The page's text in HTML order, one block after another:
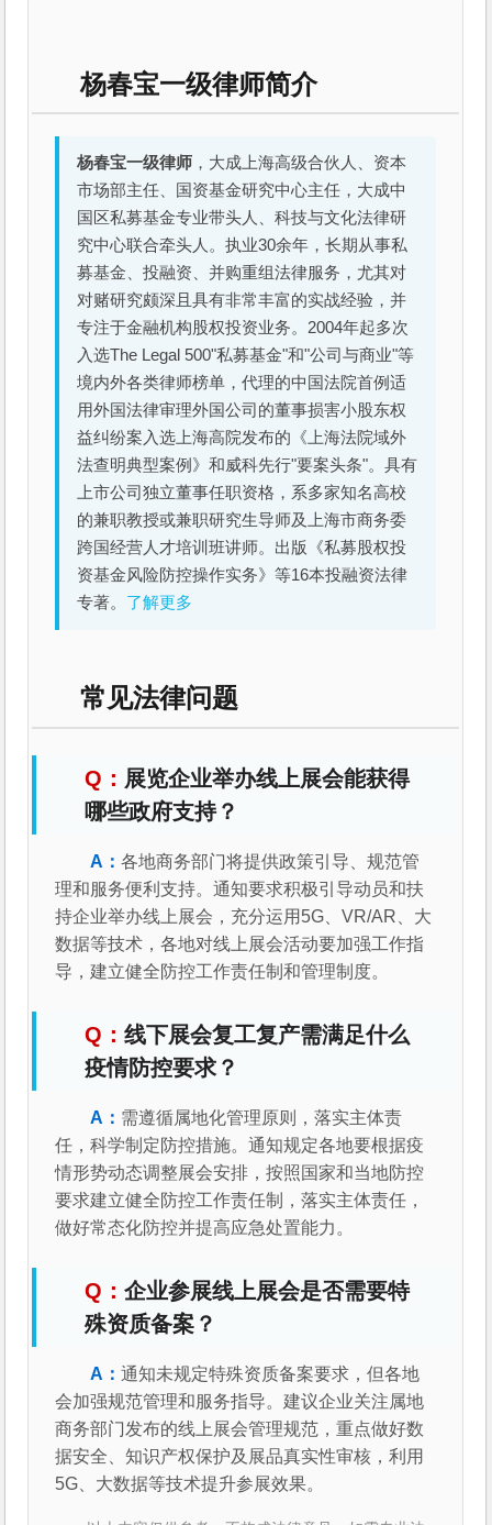
杨春宝一级律师简介
杨春宝一级律师 ，大成上海高级合伙人、资本
市场部主任、国资基金研究中心主任，大成中
国区私募基金专业带头人、科技与文化法律研
究中心联合牵头人。执业30余年，长期从事私
募基金、投融资、并购重组法律服务，尤其对
对赌研究颇深且具有非常丰富的实战经验，并
专注于金融机构股权投资业务。2004年起多次
入选The Legal 500"私募基金"和"公司与商业"等
境内外各类律师榜单，代理的中国法院首例适
用外国法律审理外国公司的董事损害小股东权
益纠纷案入选上海高院发布的《上海法院域外
法查明典型案例》和威科先行"要案头条"。具有
上市公司独立董事任职资格，系多家知名高校
的兼职教授或兼职研究生导师及上海市商务委
跨国经营人才培训班讲师。出版《私募股权投
资基金风险防控操作实务》等16本投融资法律
专著。 了解更多
常见法律问题
展览企业举办线上展会能获得
哪些政府支持？
各地商务部门将提供政策引导、规范管
理和服务便利支持。通知要求积极引导动员和扶
持企业举办线上展会，充分运用5G、VR/AR、大
数据等技术，各地对线上展会活动要加强工作指
导，建立健全防控工作责任制和管理制度。
线下展会复工复产需满足什么
疫情防控要求？
需遵循属地化管理原则，落实主体责
任，科学制定防控措施。通知规定各地要根据疫
情形势动态调整展会安排，按照国家和当地防控
要求建立健全防控工作责任制，落实主体责任，
做好常态化防控并提高应急处置能力。
企业参展线上展会是否需要特
殊资质备案？
通知未规定特殊资质备案要求，但各地
会加强规范管理和服务指导。建议企业关注属地
商务部门发布的线上展会管理规范，重点做好数
据安全、知识产权保护及展品真实性审核，利用
5G、大数据等技术提升参展效果。